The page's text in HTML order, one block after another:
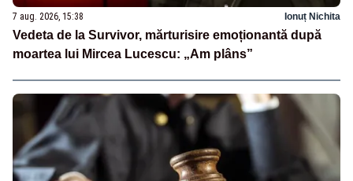
7 aug. 2026, 15:38 Ionuț Nichita
Vedeta de la Survivor, mărturisire emoționantă după
moartea lui Mircea Lucescu: „Am plâns”